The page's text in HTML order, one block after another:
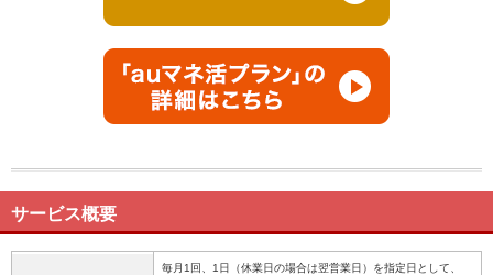
サービス概要
毎月1回、1日（休業日の場合は翌営業日）を指定日として、